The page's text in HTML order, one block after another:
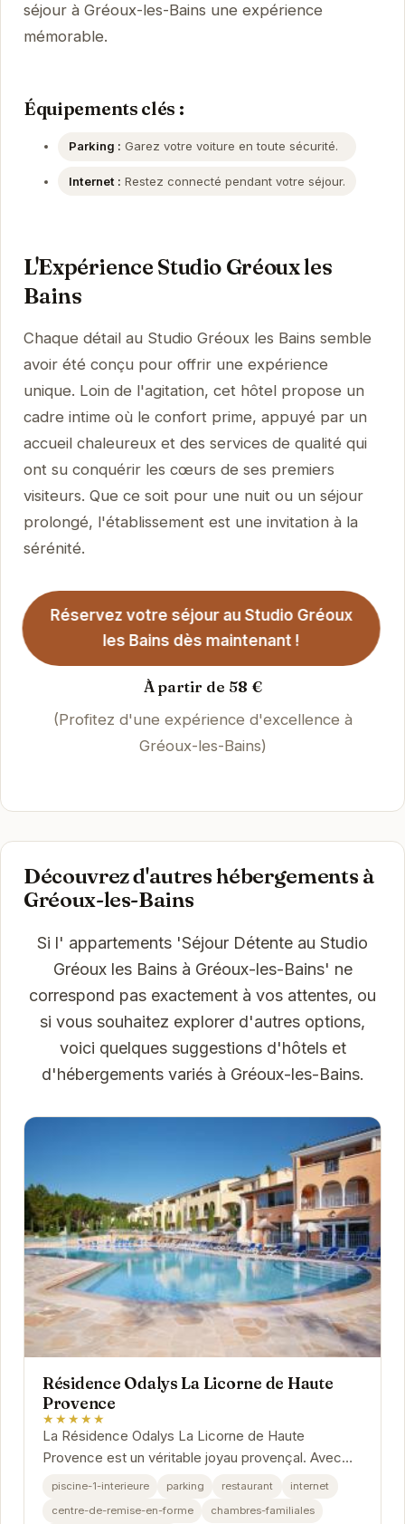
séjour à Gréoux-les-Bains une expérience
mémorable.
Équipements clés :
Parking : Garez votre voiture en toute sécurité.
Internet : Restez connecté pendant votre séjour.
L'Expérience Studio Gréoux les
Bains
Chaque détail au Studio Gréoux les Bains semble
avoir été conçu pour offrir une expérience
unique. Loin de l'agitation, cet hôtel propose un
cadre intime où le confort prime, appuyé par un
accueil chaleureux et des services de qualité qui
ont su conquérir les cœurs de ses premiers
visiteurs. Que ce soit pour une nuit ou un séjour
prolongé, l'établissement est une invitation à la
sérénité.
Réservez votre séjour au Studio Gréoux
les Bains dès maintenant !
À partir de 58 €
(Profitez d'une expérience d'excellence à
Gréoux-les-Bains)
Découvrez d'autres hébergements à
Gréoux-les-Bains
Si l' appartements 'Séjour Détente au Studio
Gréoux les Bains à Gréoux-les-Bains' ne
correspond pas exactement à vos attentes, ou
si vous souhaitez explorer d'autres options,
voici quelques suggestions d'hôtels et
d'hébergements variés à Gréoux-les-Bains.
Résidence Odalys La Licorne de Haute
Provence
★★★★★
La Résidence Odalys La Licorne de Haute
Provence est un véritable joyau provençal. Avec
ses équipements exceptionnels, son
piscine-1-interieure parking restaurant
internet
centre-de-remise-en-forme
chambres-familiales